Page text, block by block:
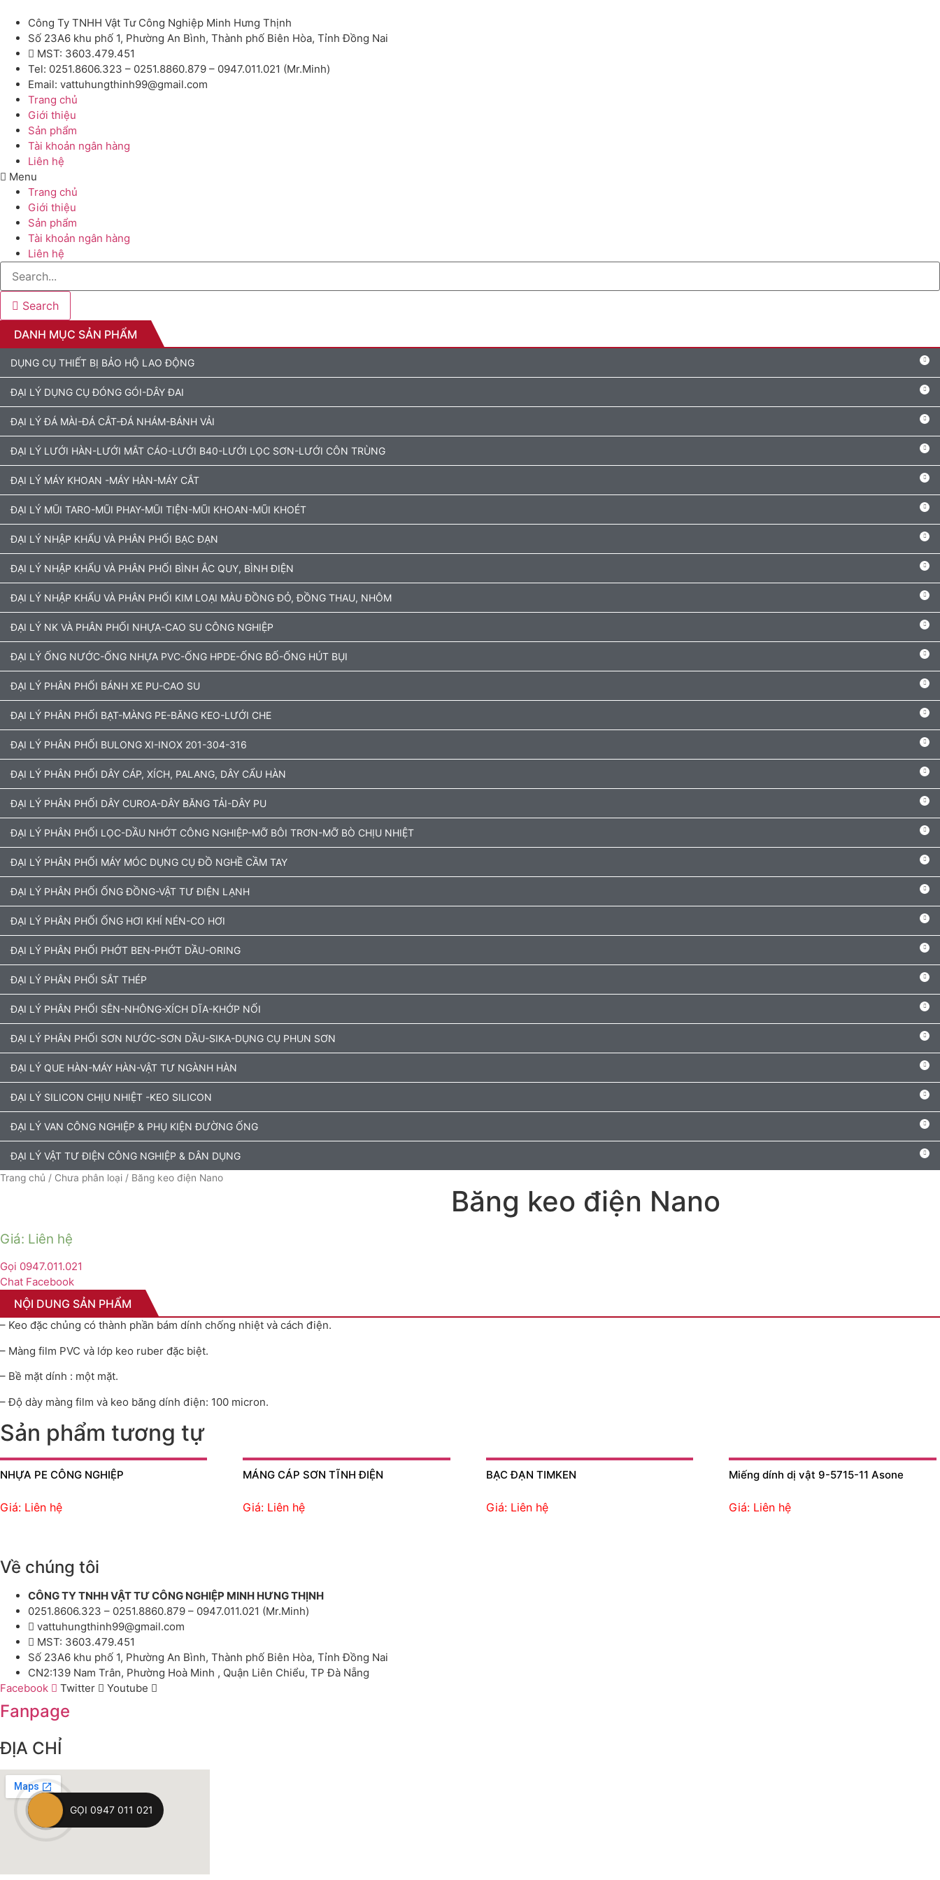
GỌI 0947 011 021
Công Ty TNHH Vật Tư Công Nghiệp Minh Hưng Thịnh
Số 23A6 khu phố 1, Phường An Bình, Thành phố Biên Hòa, Tỉnh Đồng Nai
MST: 3603.479.451
Tel: 0251.8606.323 – 0251.8860.879 – 0947.011.021 (Mr.Minh)
Email: vattuhungthinh99@gmail.com
Trang chủ
Giới thiệu
Sản phẩm
Tài khoản ngân hàng
Liên hệ
Menu
Trang chủ
Giới thiệu
Sản phẩm
Tài khoản ngân hàng
Liên hệ
Search
DANH MỤC SẢN PHẨM
DỤNG CỤ THIẾT BỊ BẢO HỘ LAO ĐỘNG
ĐẠI LÝ DỤNG CỤ ĐÓNG GÓI-DÂY ĐAI
ĐẠI LÝ ĐÁ MÀI-ĐÁ CẮT-ĐÁ NHÁM-BÁNH VẢI
ĐẠI LÝ LƯỚI HÀN-LƯỚI MẮT CÁO-LƯỚI B40-LƯỚI LỌC SƠN-LƯỚI CÔN TRÙNG
ĐẠI LÝ MÁY KHOAN -MÁY HÀN-MÁY CẮT
ĐẠI LÝ MŨI TARO-MŨI PHAY-MŨI TIỆN-MŨI KHOAN-MŨI KHOÉT
ĐẠI LÝ NHẬP KHẨU VÀ PHÂN PHỐI BẠC ĐẠN
ĐẠI LÝ NHẬP KHẨU VÀ PHÂN PHỐI BÌNH ẮC QUY, BÌNH ĐIỆN
ĐẠI LÝ NHẬP KHẨU VÀ PHÂN PHỐI KIM LOẠI MÀU ĐỒNG ĐỎ, ĐỒNG THAU, NHÔM
ĐẠI LÝ NK VÀ PHÂN PHỐI NHỰA-CAO SU CÔNG NGHIỆP
ĐẠI LÝ ỐNG NƯỚC-ỐNG NHỰA PVC-ỐNG HPDE-ỐNG BỐ-ỐNG HÚT BỤI
ĐẠI LÝ PHÂN PHỐI BÁNH XE PU-CAO SU
ĐẠI LÝ PHÂN PHỐI BẠT-MÀNG PE-BĂNG KEO-LƯỚI CHE
ĐẠI LÝ PHÂN PHỐI BULONG XI-INOX 201-304-316
ĐẠI LÝ PHÂN PHỐI DÂY CÁP, XÍCH, PALANG, DÂY CẨU HÀN
ĐẠI LÝ PHÂN PHỐI DÂY CUROA-DÂY BĂNG TẢI-DÂY PU
ĐẠI LÝ PHÂN PHỐI LỌC-DẦU NHỚT CÔNG NGHIỆP-MỠ BÔI TRƠN-MỠ BÒ CHỊU NHIỆT
ĐẠI LÝ PHÂN PHỐI MÁY MÓC DỤNG CỤ ĐỒ NGHỀ CẦM TAY
ĐẠI LÝ PHÂN PHỐI ỐNG ĐỒNG-VẬT TƯ ĐIỆN LẠNH
ĐẠI LÝ PHÂN PHỐI ỐNG HƠI KHÍ NÉN-CO HƠI
ĐẠI LÝ PHÂN PHỐI PHỚT BEN-PHỚT DẦU-ORING
ĐẠI LÝ PHÂN PHỐI SẮT THÉP
ĐẠI LÝ PHÂN PHỐI SÊN-NHÔNG-XÍCH DĨA-KHỚP NỐI
ĐẠI LÝ PHÂN PHỐI SƠN NƯỚC-SƠN DẦU-SIKA-DỤNG CỤ PHUN SƠN
ĐẠI LÝ QUE HÀN-MÁY HÀN-VẬT TƯ NGÀNH HÀN
ĐẠI LÝ SILICON CHỊU NHIỆT -KEO SILICON
ĐẠI LÝ VAN CÔNG NGHIỆP & PHỤ KIỆN ĐƯỜNG ỐNG
ĐẠI LÝ VẬT TƯ ĐIỆN CÔNG NGHIỆP & DÂN DỤNG
Trang chủ / Chưa phân loại / Băng keo điện Nano
Băng keo điện Nano
Giá: Liên hệ
Gọi 0947.011.021
Chat Facebook
NỘI DUNG SẢN PHẨM
– Keo đặc chủng có thành phần bám dính chống nhiệt và cách điện.
– Màng film PVC và lớp keo ruber đặc biệt.
– Bề mặt dính : một mặt.
– Độ dày màng film và keo băng dính điện: 100 micron.
Sản phẩm tương tự
NHỰA PE CÔNG NGHIỆP
Giá: Liên hệ
MÁNG CÁP SƠN TĨNH ĐIỆN
Giá: Liên hệ
BẠC ĐẠN TIMKEN
Giá: Liên hệ
Miếng dính dị vật 9-5715-11 Asone
Giá: Liên hệ
Về chúng tôi
CÔNG TY TNHH VẬT TƯ CÔNG NGHIỆP MINH HƯNG THỊNH
0251.8606.323 – 0251.8860.879 – 0947.011.021 (Mr.Minh)
vattuhungthinh99@gmail.com
MST: 3603.479.451
Số 23A6 khu phố 1, Phường An Bình, Thành phố Biên Hòa, Tỉnh Đồng Nai
CN2:139 Nam Trân, Phường Hoà Minh , Quận Liên Chiểu, TP Đà Nẵng
Facebook
Twitter Youtube
Fanpage
ĐỊA CHỈ